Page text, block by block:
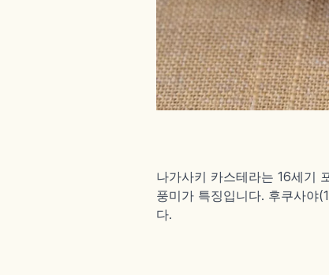
나가사키 카스테라는 16세기
풍미가 특징입니다. 후쿠사야
다.